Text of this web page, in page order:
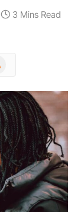
3 Mins Read